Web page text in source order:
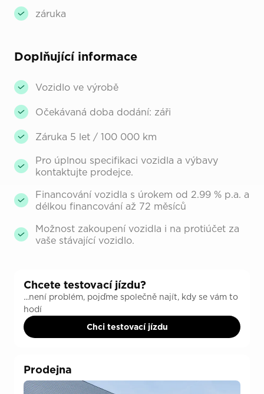
záruka
Doplňující informace
Vozidlo ve výrobě
Očekávaná doba dodání: záři
Záruka 5 let / 100 000 km
Pro úplnou specifikaci vozidla a výbavy
kontaktujte prodejce.
Financování vozidla s úrokem od 2.99 % p.a. a
délkou financování až 72 měsíců
Možnost zakoupení vozidla i na protiúčet za
vaše stávající vozidlo.
Chcete testovací jízdu?
...není problém, pojďme společně najít, kdy se vám to
hodí
Chci testovací jízdu
Prodejna